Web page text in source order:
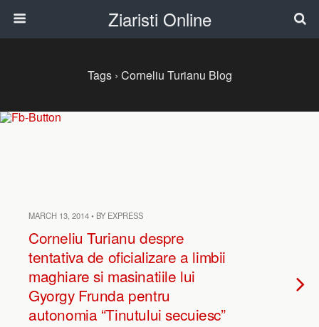
Ziaristi Online
Tags › Corneliu Turianu Blog
MARCH 13, 2014 • BY EXPRESS
Corneliu Turianu despre
tentativa de oficializare a limbii
maghiare si masinatiile lui
Gyorgy Frunda pentru
autonomia “Tinutului secuiesc”